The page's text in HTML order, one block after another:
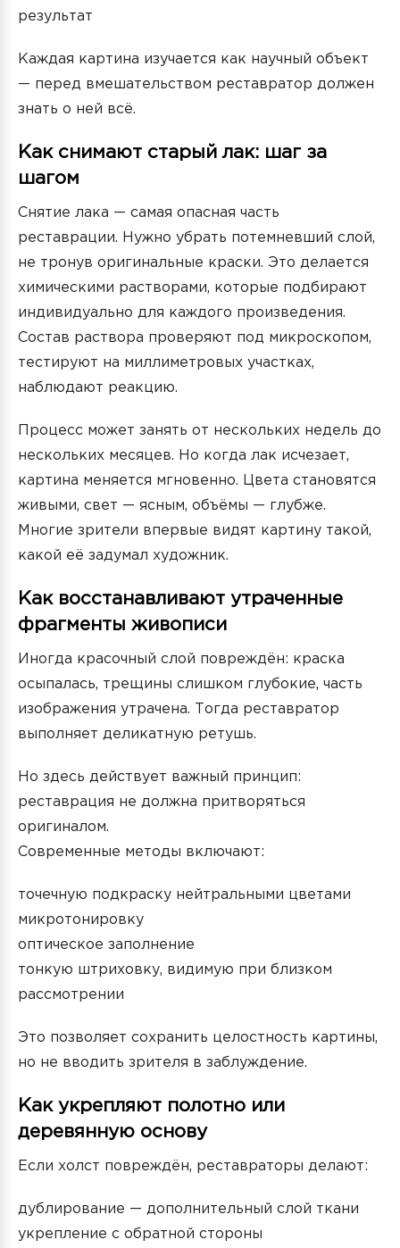
результат
Каждая картина изучается как научный объект
— перед вмешательством реставратор должен
знать о ней всё.
Как снимают старый лак: шаг за
шагом
Снятие лака — самая опасная часть
реставрации. Нужно убрать потемневший слой,
не тронув оригинальные краски. Это делается
химическими растворами, которые подбирают
индивидуально для каждого произведения.
Состав раствора проверяют под микроскопом,
тестируют на миллиметровых участках,
наблюдают реакцию.
Процесс может занять от нескольких недель до
нескольких месяцев. Но когда лак исчезает,
картина меняется мгновенно. Цвета становятся
живыми, свет — ясным, объёмы — глубже.
Многие зрители впервые видят картину такой,
какой её задумал художник.
Как восстанавливают утраченные
фрагменты живописи
Иногда красочный слой повреждён: краска
осыпалась, трещины слишком глубокие, часть
изображения утрачена. Тогда реставратор
выполняет деликатную ретушь.
Но здесь действует важный принцип:
реставрация не должна притворяться
оригиналом.
Современные методы включают:
точечную подкраску нейтральными цветами
микротонировку
оптическое заполнение
тонкую штриховку, видимую при близком
рассмотрении
Это позволяет сохранить целостность картины,
но не вводить зрителя в заблуждение.
Как укрепляют полотно или
деревянную основу
Если холст повреждён, реставраторы делают:
дублирование — дополнительный слой ткани
укрепление с обратной стороны